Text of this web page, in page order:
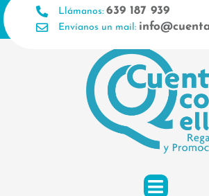
Ir
al
contenido
Llámanos: 639 187 939
Envíanos un mail: